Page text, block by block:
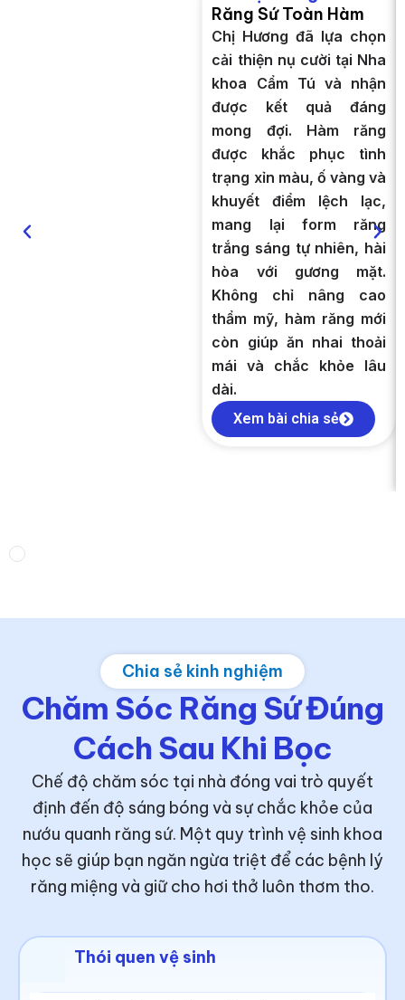
Răng Sứ Toàn Hàm
Chị Hương đã lựa chọn
cải thiện nụ cười tại Nha
khoa Cẩm Tú và nhận
được kết quả đáng
mong đợi. Hàm răng
được khắc phục tình
trạng xỉn màu, ố vàng và
khuyết điểm lệch lạc,
mang lại form răng
trắng sáng tự nhiên, hài
hòa với gương mặt.
Không chỉ nâng cao
thẩm mỹ, hàm răng mới
còn giúp ăn nhai thoải
mái và chắc khỏe lâu
dài.
Xem bài chia sẻ
Chia sẻ kinh nghiệm
Chăm Sóc Răng Sứ Đúng
Cách Sau Khi Bọc​
Chế độ chăm sóc tại nhà đóng vai trò quyết
định đến độ sáng bóng và sự chắc khỏe của
nướu quanh răng sứ. Một quy trình vệ sinh khoa
học sẽ giúp bạn ngăn ngừa triệt để các bệnh lý
răng miệng và giữ cho hơi thở luôn thơm tho.
Thói quen vệ sinh